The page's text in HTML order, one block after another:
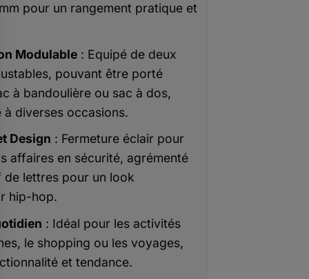
pour un rangement pratique et
Modulable: Equipé de deux
pouvant être porté
à bandoulière ou sac à dos,
à diverses occasions.
Design : Fermeture éclair pour
affaires en sécurité, agrémenté
de lettres pour un look
hip-hop.
: Idéal pour les activités
le shopping ou les voyages,
et tendance.